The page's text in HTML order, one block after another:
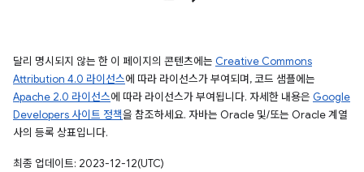
달리 명시되지 않는 한 이 페이지의 콘텐츠에는 Creative Commons
Attribution 4.0 라이선스에 따라 라이선스가 부여되며, 코드 샘플에는
Apache 2.0 라이선스에 따라 라이선스가 부여됩니다. 자세한 내용은 Google
Developers 사이트 정책을 참조하세요. 자바는 Oracle 및/또는 Oracle 계열
사의 등록 상표입니다.
최종 업데이트: 2023-12-12(UTC)